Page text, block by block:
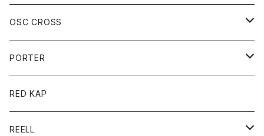
ロングスリーブＴシャツ
アウター
コート
ジャケット
アクセサリー
バッグ
キッズ
Tシャツ
グッズ
OSC CROSS
ダウンジャケット
PORTER
カードホルダー
キーホルダー
RED KAP
REELL